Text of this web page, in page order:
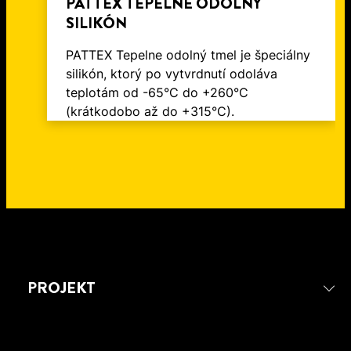
SILIKÓN
PATTEX Tepelne odolný tmel je špeciálny
silikón, ktorý po vytvrdnutí odoláva
teplotám od -65°C do +260°C
(krátkodobo až do +315°C).
PROJEKT